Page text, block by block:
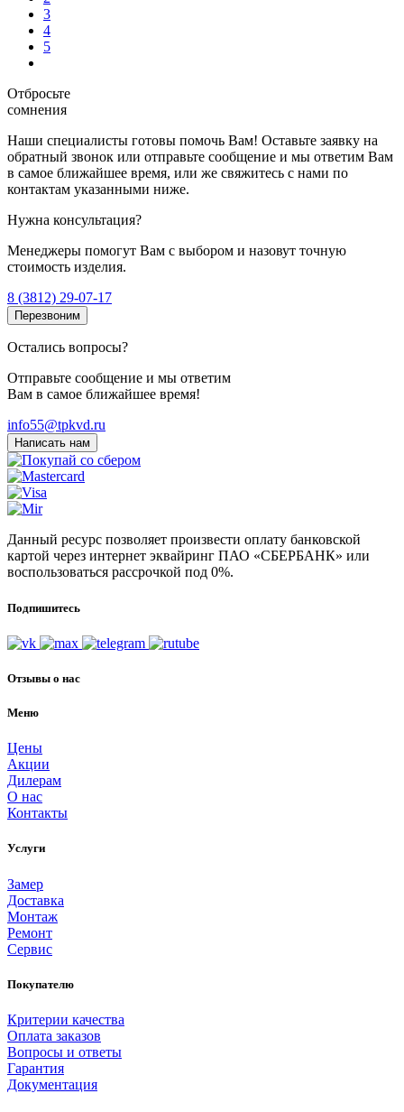
3
4
5
Отбросьте
сомнения
Наши специалисты готовы помочь Вам! Оставьте заявку на
обратный звонок или отправьте сообщение и мы ответим Вам
в самое ближайшее время, или же свяжитесь с нами по
контактам указанными ниже.
Нужна консультация?
Менеджеры помогут Вам с выбором и назовут точную
стоимость изделия.
8 (3812) 29-07-17
Перезвоним
Остались вопросы?
Отправьте сообщение и мы ответим
Вам в самое ближайшее время!
info55@tpkvd.ru
Написать нам
Данный ресурс позволяет произвести оплату банковской
картой через интернет эквайринг ПАО «СБЕРБАНК» или
воспользоваться рассрочкой под 0%.
Подпишитесь
Отзывы о нас
Меню
Цены
Акции
Дилерам
О нас
Контакты
Услуги
Замер
Доставка
Монтаж
Ремонт
Сервис
Покупателю
Критерии качества
Оплата заказов
Вопросы и ответы
Гарантия
Документация